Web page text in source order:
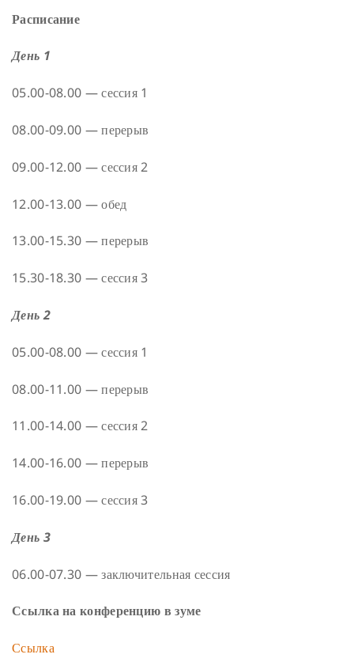
Расписание
День 1
05.00-08.00 — сессия 1
08.00-09.00 — перерыв
09.00-12.00 — сессия 2
12.00-13.00 — обед
13.00-15.30 — перерыв
15.30-18.30 — сессия 3
День 2
05.00-08.00 — сессия 1
08.00-11.00 — перерыв
11.00-14.00 — сессия 2
14.00-16.00 — перерыв
16.00-19.00 — сессия 3
День 3
06.00-07.30 — заключительная сессия
Ссылка на конференцию в зуме
Ссылка